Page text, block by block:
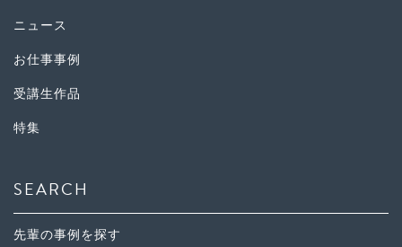
ニュース
お仕事事例
受講生作品
特集
SEARCH
先輩の事例を探す